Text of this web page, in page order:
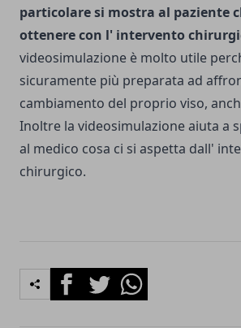
particolare si mostra al paziente
ottenere con l' intervento
videosimulazione è molto utile
sicuramente più preparata ad
cambiamento del proprio viso,
Inoltre la videosimulazione aiuta a
al medico cosa ci si aspetta dall'
chirurgico.
FacebookTwitterWhatsapp